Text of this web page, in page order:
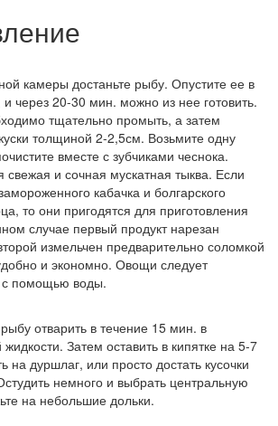
камеры достаньте рыбу. Опустите ее в
через 20-30 мин. можно из нее готовить.
тщательно промыть, а затем
толщиной 2-2,5см. Возьмите одну
вместе с зубчиками чеснока.
свежая и сочная мускатная тыква. Если
кабачка и болгарского
то они пригодятся для приготовления
случае первый продукт нарезан
измельчен предварительно соломкой
и экономно. Овощи следует
с помощью воды.
отварить в течение 15 мин. в
Затем оставить в кипятке на 5-7
на дуршлаг, или просто достать кусочки
немного и выбрать центральную
на небольшие дольки.